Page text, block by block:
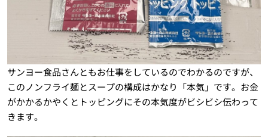
サンヨー食品さんともお仕事をしているのでわかるのですが、
このノンフライ麺とスープの構成はかなり「本気」です。お金
がかかるかやくとトッピングにその本気度がビシビシ伝わって
きます。